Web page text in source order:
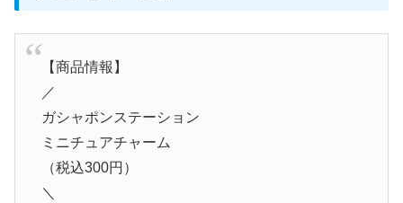
【商品情報】
／
ガシャポンステーション
ミニチュアチャーム
（税込300円）
＼